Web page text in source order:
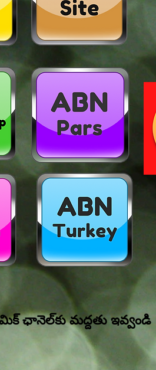
ఛానెల్‌కు మద్దతు ఇవ్వండి